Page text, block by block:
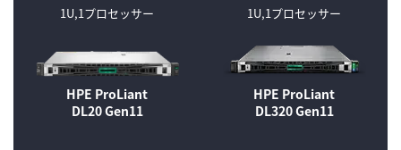
1U,1プロセッサー
HPE ProLiant
DL20 Gen11
1U,1プロセッサー
HPE ProLiant
DL320 Gen11